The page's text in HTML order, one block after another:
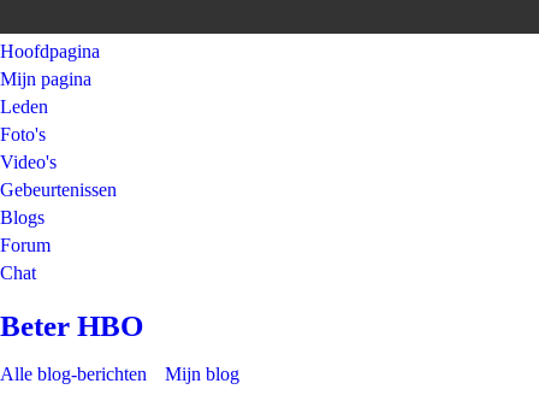
Hoofdpagina
Mijn pagina
Leden
Foto's
Video's
Gebeurtenissen
Blogs
Forum
Chat
Beter HBO
Alle blog-berichten Mijn blog